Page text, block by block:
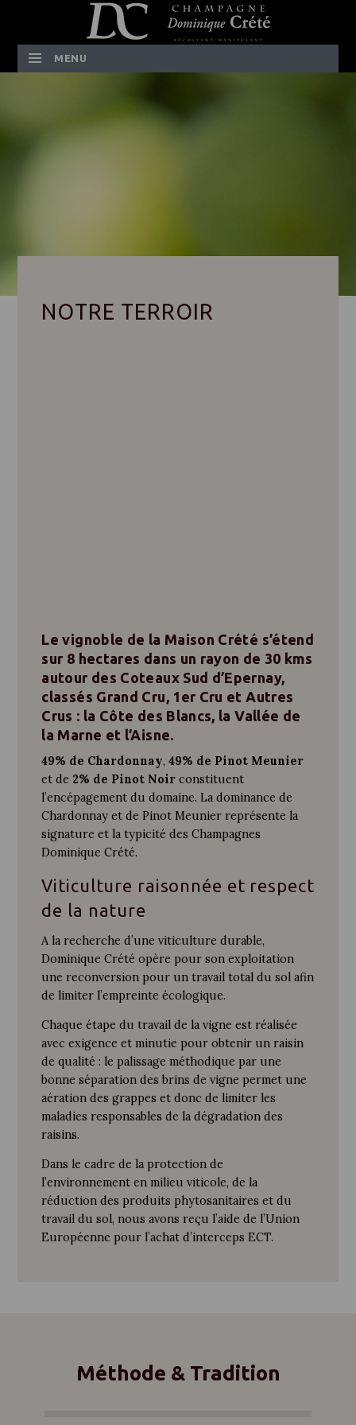
MENU
NOTRE TERROIR
Le vignoble de la Maison Crété s’étend
sur 8 hectares dans un rayon de 30 kms
autour des Coteaux Sud d’Epernay,
classés Grand Cru, 1er Cru et Autres
Crus : la Côte des Blancs, la Vallée de
la Marne et l’Aisne.
49% de Chardonnay,49% de Pinot Meunier
et de 2% de Pinot Noir constituent
l’encépagement du domaine. La dominance de
Chardonnay et de Pinot Meunier représente la
signature et la typicité des Champagnes
Dominique Crété.
Viticulture raisonnée et respect
de la nature
A la recherche d’une viticulture durable,
Dominique Crété opère pour son exploitation
une reconversion pour un travail total du sol afin
de limiter l’empreinte écologique.
Chaque étape du travail de la vigne est réalisée
avec exigence et minutie pour obtenir un raisin
de qualité : le palissage méthodique par une
bonne séparation des brins de vigne permet une
aération des grappes et donc de limiter les
maladies responsables de la dégradation des
raisins.
Dans le cadre de la protection de
l’environnement en milieu viticole, de la
réduction des produits phytosanitaires et du
travail du sol, nous avons reçu l’aide de l’Union
Européenne pour l’achat d’interceps ECT.
Méthode & Tradition